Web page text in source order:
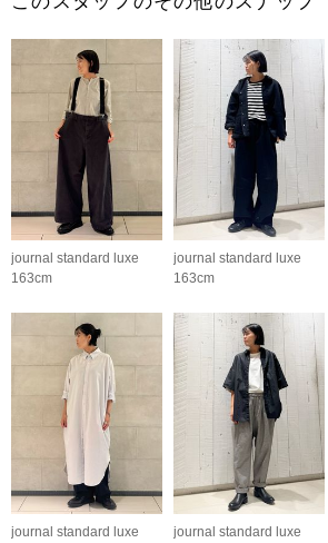
journal standard luxe
163cm
journal standard luxe
163cm
journal standard luxe
journal standard luxe